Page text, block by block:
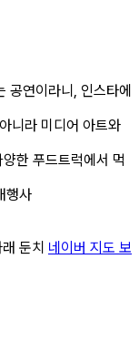
공연이라니, 인스타에
니라 미디어 아트와
한 푸드트럭에서 먹
행사
둔치 네이버 지도 보